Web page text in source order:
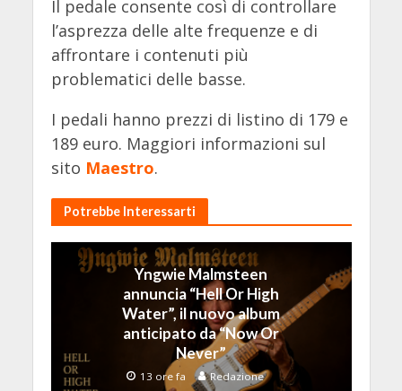
Il pedale consente così di controllare
l’asprezza delle alte frequenze e di
affrontare i contenuti più
problematici delle basse.
I pedali hanno prezzi di listino di 179 e
189 euro. Maggiori informazioni sul
sito Maestro.
Potrebbe Interessarti
Yngwie Malmsteen
annuncia “Hell Or High
Water”, il nuovo album
anticipato da “Now Or
Never”
13 ore fa Redazione